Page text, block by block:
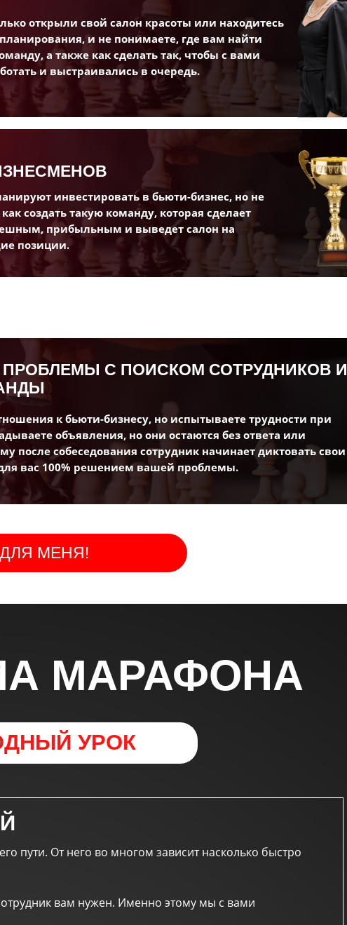
Длительность
2,5 часа
Формат
Online в
Длительность
открыли свой салон красоты или находитесь
и не понимаете, где вам найти
а также как сделать так, чтобы с вами
и выстраивались в очередь.
инвестировать в бьюти-бизнес, но не
создать такую команду, которая сделает
прибыльным и выведет салон на
позиции.
к бьюти-бизнесу, но испытываете трудности при
объявления, но они остаются без ответа или
после собеседования сотрудник начинает диктовать свои
вас 100% решением вашей проблемы.
ПРОБЛЕМЫ С ПОИСКОМ СОТРУДНИКОВ И
МЕНЯ!
сотрудников
пути. От него во многом зависит насколько быстро
вам нужен. Именно этому мы с вами
МАРАФОНА
УРОК